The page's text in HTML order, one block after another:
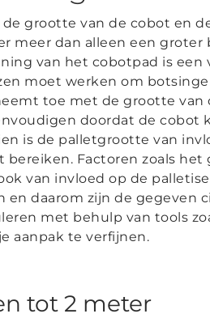
grootte van de cobot en
meer dan alleen een
van het cobotpad is
moet werken om
toe met de grootte van
doordat de cobot
is de palletgrootte van
Factoren zoals
van invloed op de
en daarom zijn de gegeven
met behulp van tools
aanpak te verfijnen.
tot 2 meter